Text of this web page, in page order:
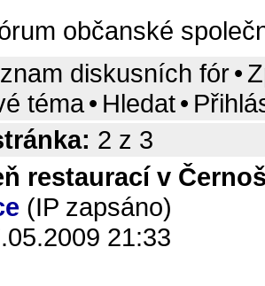
občanské
diskusních fór•
téma• Hledat•
2 z 3
restaurací v
(IP zapsáno)
21:33